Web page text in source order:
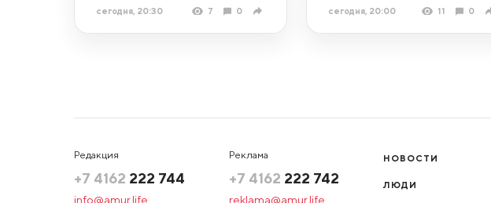
сегодня, 20:30 7 0 сегодня, 20:00 11 0
Редакция
+7 4162 222 744
info@amur.life
Реклама
+7 4162 222 742
reklama@amur.life
НОВОСТИ
ЛЮДИ